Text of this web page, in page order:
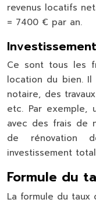
revenus locatifs
= 7400 € par an.
Ce sont tous les
location du bien. Il
notaire, des
etc. Par exemple,
avec des frais de
de rénovation
investissement
Formule du
La formule du